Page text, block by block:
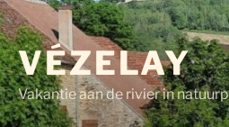
VÉZELAY
Vakantie aan de rivier in